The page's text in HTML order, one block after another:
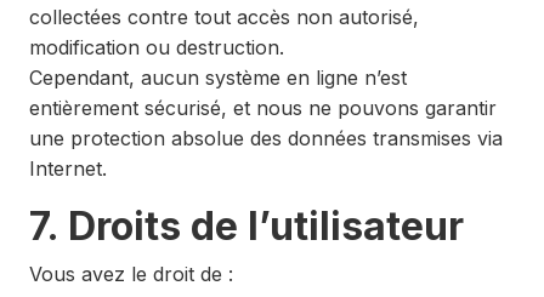
collectées contre tout accès non autorisé,
modification ou destruction.
Cependant, aucun système en ligne n’est
entièrement sécurisé, et nous ne pouvons garantir
une protection absolue des données transmises via
Internet.
7. Droits de l’utilisateur
Vous avez le droit de :